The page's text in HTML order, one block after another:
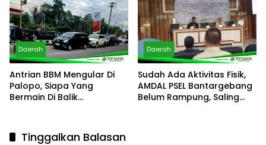
Daerah
Antrian BBM Mengular Di
Palopo, Siapa Yang
Bermain Di Balik
Daerah
Sudah Ada Aktivitas Fisik,
AMDAL PSEL Bantargebang
Belum Rampung, Saling
Tinggalkan Balasan